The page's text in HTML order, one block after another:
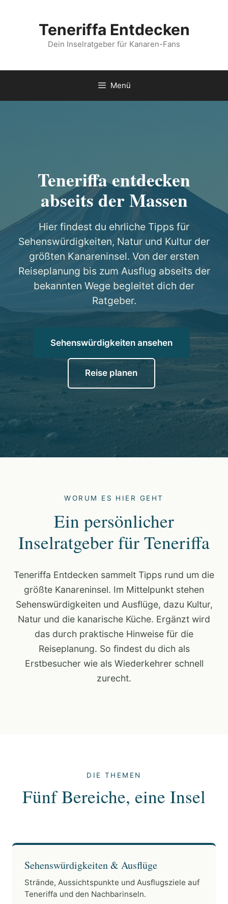
Teneriffa Entdecken
Dein Inselratgeber für Kanaren-Fans
Menü
Teneriffa entdecken
abseits der Massen
Hier findest du ehrliche Tipps für
Sehenswürdigkeiten, Natur und Kultur der
größten Kanareninsel. Von der ersten
Reiseplanung bis zum Ausflug abseits der
bekannten Wege begleitet dich der
Ratgeber.
Sehenswürdigkeiten ansehen
Reise planen
WORUM ES HIER GEHT
Ein persönlicher
Inselratgeber für Teneriffa
Teneriffa Entdecken sammelt Tipps rund um die
größte Kanareninsel. Im Mittelpunkt stehen
Sehenswürdigkeiten und Ausflüge, dazu Kultur,
Natur und die kanarische Küche. Ergänzt wird
das durch praktische Hinweise für die
Reiseplanung. So findest du dich als
Erstbesucher wie als Wiederkehrer schnell
zurecht.
DIE THEMEN
Fünf Bereiche, eine Insel
Sehenswürdigkeiten & Ausflüge
Strände, Aussichtspunkte und Ausflugsziele auf
Teneriffa und den Nachbarinseln.